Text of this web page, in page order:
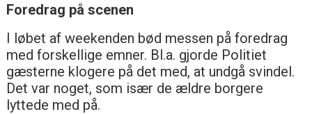
Foredrag på scenen
I løbet af weekenden bød messen på foredrag
med forskellige emner. Bl.a. gjorde Politiet
gæsterne klogere på det med, at undgå svindel.
Det var noget, som især de ældre borgere
lyttede med på.